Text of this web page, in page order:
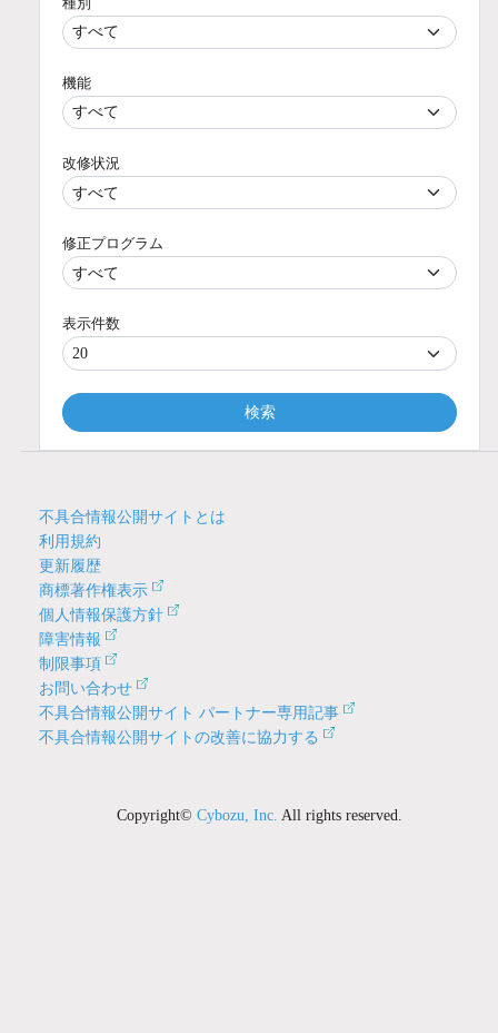
機能
改修状況
修正プログラム
表示件数
検索
不具合情報公開サイトとは
利用規約
更新履歴
商標著作権表示
個人情報保護方針
障害情報
制限事項
お問い合わせ
不具合情報公開サイト パートナー専用記事
不具合情報公開サイトの改善に協力する
Copyright©Cybozu, Inc. All rights reserved.